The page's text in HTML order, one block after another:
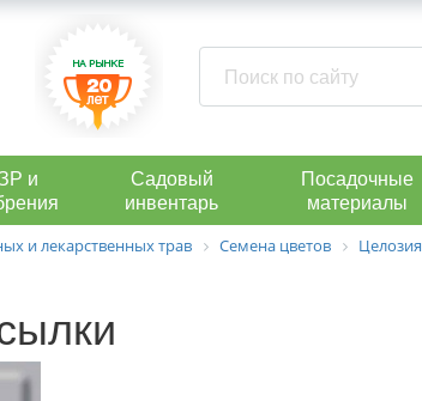
и
Садовый
инвентарь
Посадочные
материалы
и лекарственных трав Семена цветов Целозия